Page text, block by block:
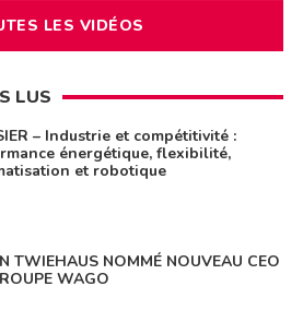
LES VIDÉOS
LUS
– Industrie et compétitivité :
énergétique, flexibilité,
et robotique
TWIEHAUS NOMMÉ NOUVEAU CEO
WAGO